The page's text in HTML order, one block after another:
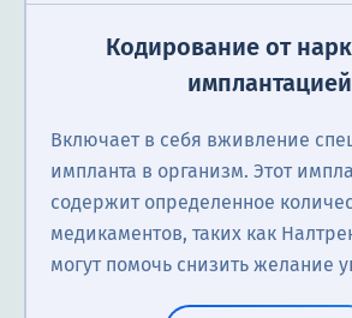
Кодирование от
имплантацией
Включает в себя вживление
импланта в организм. Этот
содержит определенное
медикаментов, таких как
могут помочь снизить желание